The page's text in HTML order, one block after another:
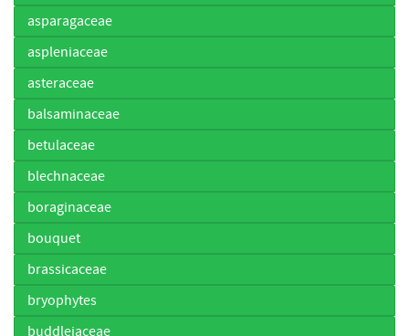
asparagaceae
aspleniaceae
asteraceae
balsaminaceae
betulaceae
blechnaceae
boraginaceae
bouquet
brassicaceae
bryophytes
buddlejaceae